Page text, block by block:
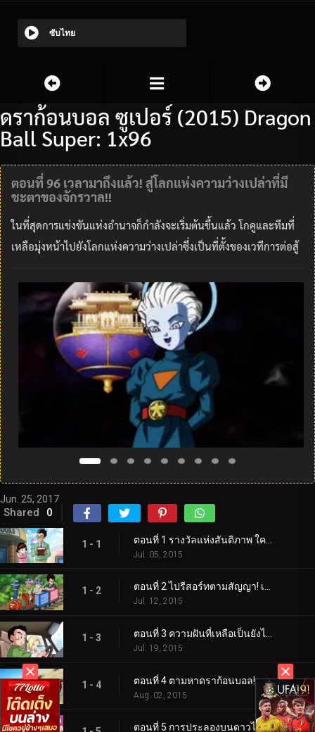
ซับไทย
ดราก้อนบอล ซูเปอร์ (2015) Dragon
Ball Super: 1x96
ตอนที่ 96 เวลามาถึงแล้ว! สู่โลกแห่งความว่างเปล่าที่มี
ชะตาของจักรวาล!!
ในที่สุดการแข่งขันแห่งอำนาจก็กำลังจะเริ่มต้นขึ้นแล้ว โกคูและทีมที่
เหลือมุ่งหน้าไปยังโลกแห่งความว่างเปล่าซึ่งเป็นที่ตั้งของเวทีการต่อสู้
Jun. 25, 2017
Shared 0
1 - 1
Jul. 05, 2015
1 - 2 ตอนที่ 2 ไปรีสอร์ทตามสัญญา! เบจิต้าเที่ยวกับครอบครัว!?
Jul. 12, 2015
1 - 3
Jul. 19, 2015
1 - 4 ตอนที่ 4 ตามหาดราก้อนบอล! แผนการใหญ่ของแก๊งปิลาฟ!
Aug. 02, 2015
ตอนที่ 5 การประลองบนดาวไคโอ! โกคูปะทะบีรุส เทพแห่งการทำลายล้าง